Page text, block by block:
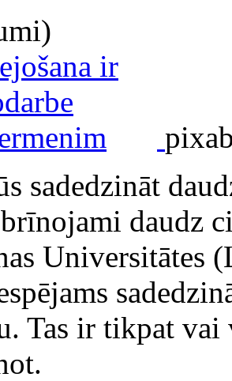
sadedzināt
daudz
Tas ir tikpat